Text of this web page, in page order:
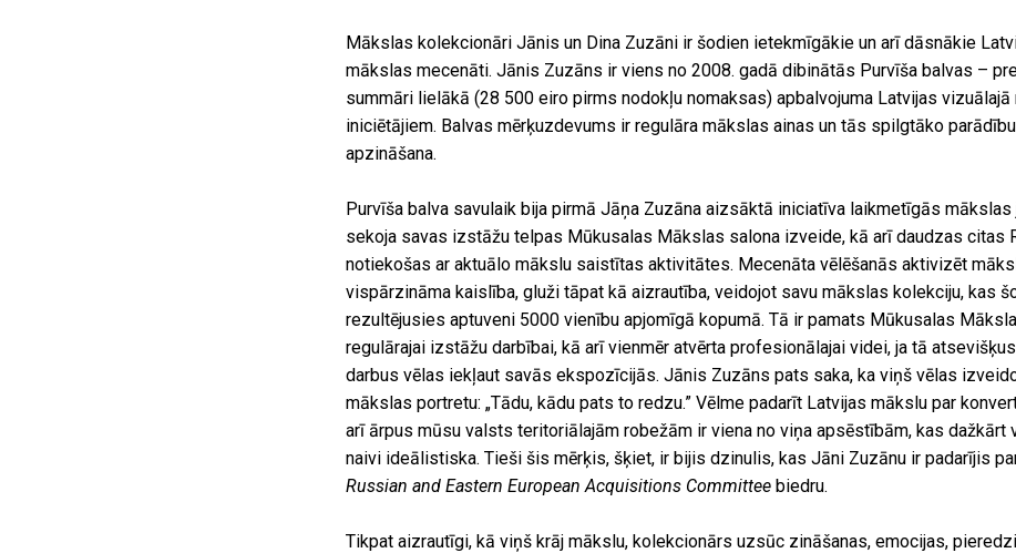
Mākslas kolekcionāri Jānis un Dina Zuzāni ir šodien ietekmīgākie un arī dāsnākie
mākslas mecenāti. Jānis Zuzāns ir viens no 2008. gadā dibinātās Purvīša balvas –
summāri lielākā (28 500 eiro pirms nodokļu nomaksas) apbalvojuma Latvijas
iniciētājiem. Balvas mērķuzdevums ir regulāra mākslas ainas un tās spilgtāko
apzināšana.
Purvīša balva savulaik bija pirmā Jāņa Zuzāna aizsāktā iniciatīva laikmetīgās mākslas
sekoja savas izstāžu telpas Mūkusalas Mākslas salona izveide, kā arī daudzas citas
notiekošas ar aktuālo mākslu saistītas aktivitātes. Mecenāta vēlēšanās aktivizēt
vispārzināma kaislība, gluži tāpat kā aizrautība, veidojot savu mākslas kolekciju, kas
rezultējusies aptuveni 5000 vienību apjomīgā kopumā. Tā ir pamats Mūkusalas
regulārajai izstāžu darbībai, kā arī vienmēr atvērta profesionālajai videi, ja tā
darbus vēlas iekļaut savās ekspozīcijās. Jānis Zuzāns pats saka, ka viņš vēlas
mākslas portretu: „Tādu, kādu pats to redzu.” Vēlme padarīt Latvijas mākslu par
arī ārpus mūsu valsts teritoriālajām robežām ir viena no viņa apsēstībām, kas dažkārt
naivi ideālistiska. Tieši šis mērķis, šķiet, ir bijis dzinulis, kas Jāni Zuzānu ir padarījis
Russian and Eastern European Acquisitions Committee biedru.
Tikpat aizrautīgi, kā viņš krāj mākslu, kolekcionārs uzsūc zināšanas, emocijas,